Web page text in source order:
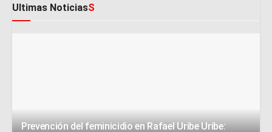
Ultimas NoticiasS
Prevención del feminicidio en Rafael Uribe Uribe: